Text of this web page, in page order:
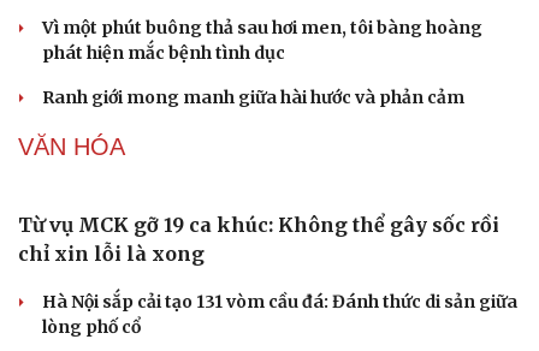
Vì một phút buông thả sau hơi men, tôi bàng hoàng
phát hiện mắc bệnh tình dục
Ranh giới mong manh giữa hài hước và phản cảm
VĂN HÓA
Từ vụ MCK gỡ 19 ca khúc: Không thể gây sốc rồi
chỉ xin lỗi là xong
Hà Nội sắp cải tạo 131 vòm cầu đá: Đánh thức di sản giữa
lòng phố cổ